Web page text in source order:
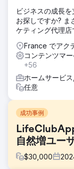
ビジネスの成長
お探しですか? ま
ケティング代理店
France でアク
コンテンツマ
+56
ホームサービ
任意
成功事例
自然増ユー
$30,000